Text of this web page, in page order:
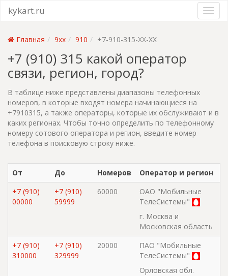
kykart.ru
Главная 9xx 910 +7-910-315-XX-XX
+7 (910) 315 какой оператор
связи, регион, город?
В таблице ниже представлены диапазоны телефонных
номеров, в которые входят номера начинающиеся на
+7910315, а также операторы, которые их обслуживают и в
каких регионах. Чтобы точно определить по телефонному
номеру сотового оператора и регион, введите номер
телефона в поисковую строку ниже.
От До Номеров
Оператор и регион
+7 (910)
00000
+7 (910)
59999
60000
ОАО "Мобильные
ТелеСистемы"
г. Москва и
Московская область
+7 (910)
310000
+7 (910)
329999
20000
ПАО "Мобильные
ТелеСистемы"
Орловская обл.